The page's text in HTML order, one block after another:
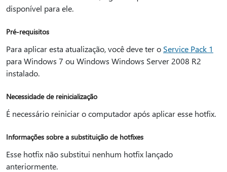
disponível para ele.
Pré-requisitos
Para aplicar esta atualização, você deve ter o Service Pack 1
para Windows 7 ou Windows Windows Server 2008 R2
instalado.
Necessidade de reinicialização
É necessário reiniciar o computador após aplicar esse hotfix.
Informações sobre a substituição de hotfixes
Esse hotfix não substitui nenhum hotfix lançado
anteriormente.